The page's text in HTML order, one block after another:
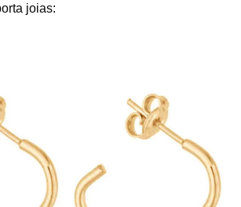
joias: